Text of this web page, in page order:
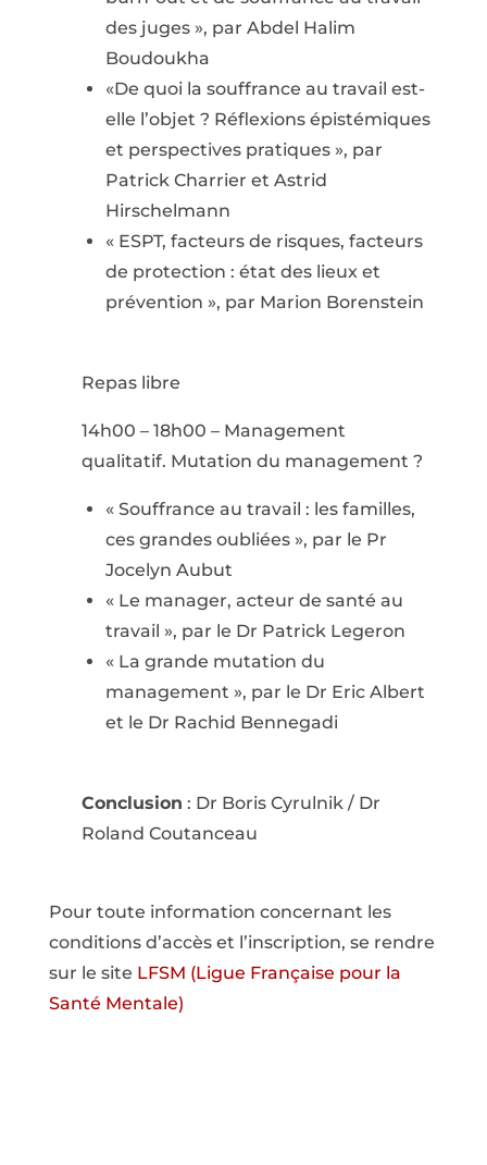
des juges », par Abdel Halim
Boudoukha
«De quoi la souffrance au travail est-
elle l’objet ? Réflexions épistémiques
et perspectives pratiques », par
Patrick Charrier et Astrid
Hirschelmann
« ESPT, facteurs de risques, facteurs
de protection : état des lieux et
prévention », par Marion Borenstein
Repas libre
14h00 – 18h00 – Management
qualitatif. Mutation du management ?
« Souffrance au travail : les familles,
ces grandes oubliées », par le Pr
Jocelyn Aubut
« Le manager, acteur de santé au
travail », par le Dr Patrick Legeron
« La grande mutation du
management », par le Dr Eric Albert
et le Dr Rachid Bennegadi
Conclusion : Dr Boris Cyrulnik / Dr
Roland Coutanceau
Pour toute information concernant les
conditions d’accès et l’inscription, se rendre
sur le site LFSM (Ligue Française pour la
Santé Mentale)